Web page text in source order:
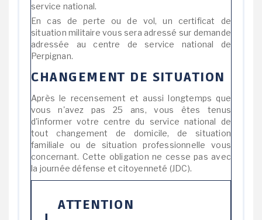
service national.
En cas de perte ou de vol, un certificat de
situation militaire vous sera adressé sur demande
adressée au centre de service national de
Perpignan.
CHANGEMENT DE SITUATION
Après le recensement et aussi longtemps que
vous n'avez pas 25 ans, vous êtes tenus
d'informer votre centre du service national de
tout changement de domicile, de situation
familiale ou de situation professionnelle vous
concernant. Cette obligation ne cesse pas avec
la journée défense et citoyenneté (JDC).
ATTENTION